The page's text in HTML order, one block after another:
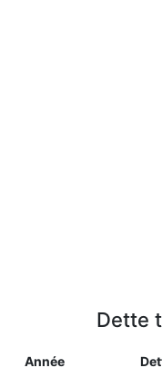
Dette
Année